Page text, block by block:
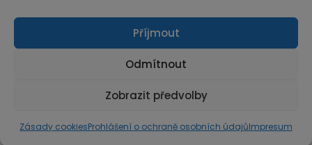
Příjmout
Odmítnout
Zobrazit předvolby
Zásady cookiesProhlášení o ochraně osobních údajůImpresum
© Copyright 2026 MarketArt